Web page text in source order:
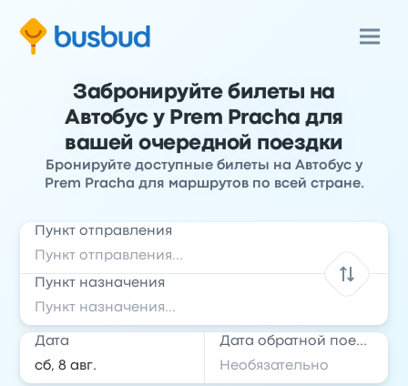
Забронируйте билеты на
Автобус у Prem Pracha для
вашей очередной поездки
Бронируйте доступные билеты на Автобус у
Prem Pracha для маршрутов по всей стране.
Пункт отправления
Пункт назначения
Дата Дата обратной поездки